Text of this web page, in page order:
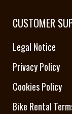
CUSTOMER
Legal Notice
Privacy Policy
Cookies Policy
Bike Rental